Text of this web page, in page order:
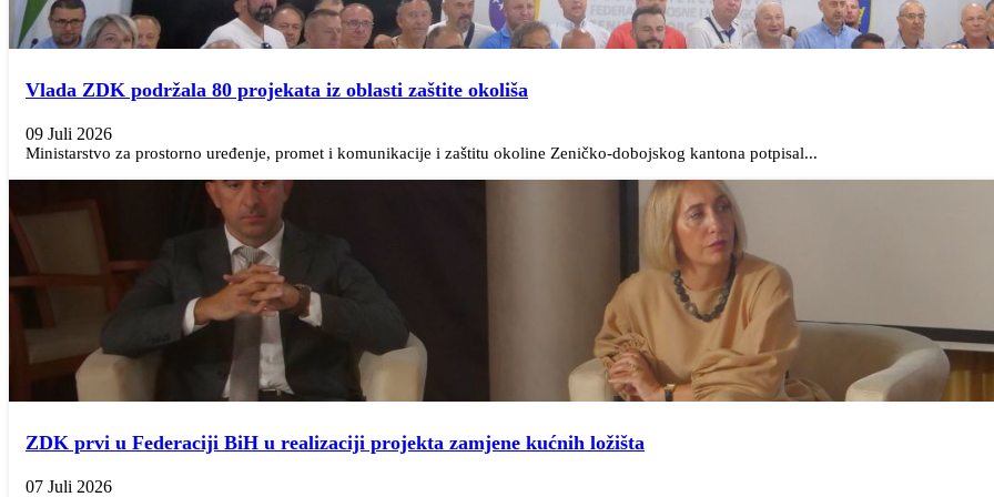
Vlada ZDK podržala 80 projekata iz oblasti zaštite okoliša
09 Juli 2026
Ministarstvo za prostorno uređenje, promet i komunikacije i zaštitu okoline Zeničko-dobojskog kantona potpisal...
ZDK prvi u Federaciji BiH u realizaciji projekta zamjene kućnih ložišta
07 Juli 2026